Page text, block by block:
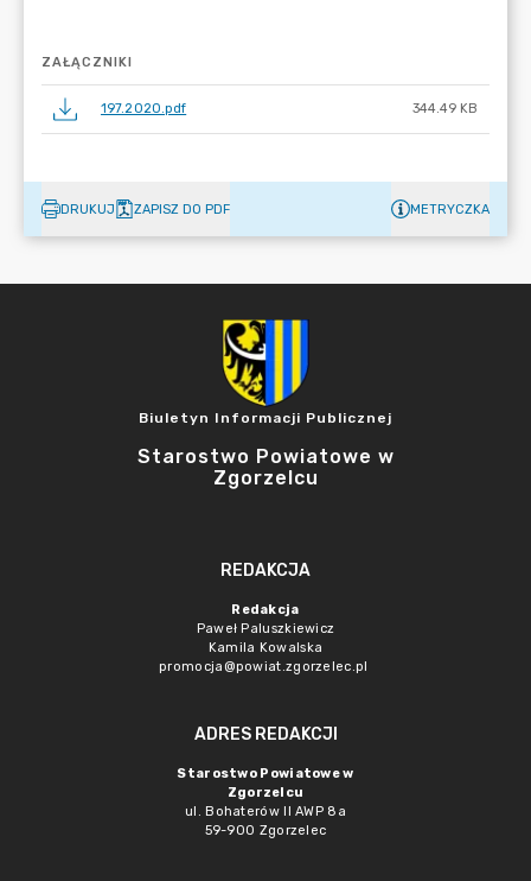
ZAŁĄCZNIKI
197.2020.pdf 344.49 KB
DRUKUJ ZAPISZ DO PDF METRYCZKA
Biuletyn Informacji Publicznej
Starostwo Powiatowe w
Zgorzelcu
REDAKCJA
Redakcja
Paweł Paluszkiewicz
Kamila Kowalska
promocja@powiat.zgorzelec.pl
ADRES REDAKCJI
Starostwo Powiatowe w
Zgorzelcu
ul. Bohaterów II AWP 8a
59-900 Zgorzelec